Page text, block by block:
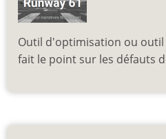
Outil d'optimisation ou
fait le point sur les défauts